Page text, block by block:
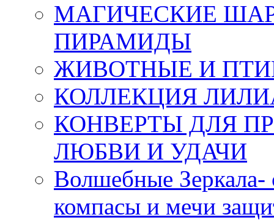
МАГИЧЕСКИЕ
ПИРАМИДЫ
ЖИВОТНЫЕ И
КОЛЛЕКЦИЯ
КОНВЕРТЫ ДЛЯ
ЛЮБВИ И УДАЧИ
Волшебные Зеркала-
компасы и мечи